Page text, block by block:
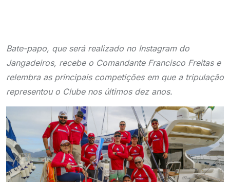
Bate-papo, que será realizado no Instagram do
Jangadeiros, recebe o Comandante Francisco Freitas e
relembra as principais competições em que a tripulação
representou o Clube nos últimos dez anos.